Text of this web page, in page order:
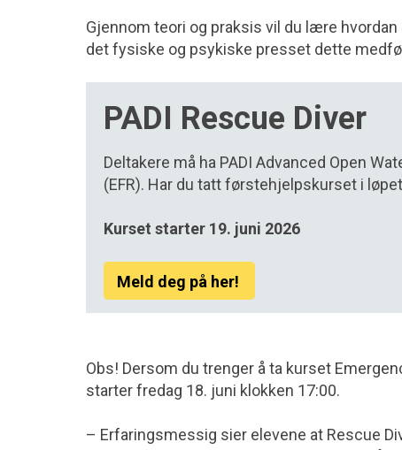
Gjennom teori og praksis vil du lære
det fysiske og psykiske presset dette
PADI Rescue Diver
Deltakere må ha PADI Advanced Open
(EFR). Har du tatt førstehjelpskurset i
Kurset starter 19. juni 2026
Meld deg på her!
Obs! Dersom du trenger å ta kurset
starter fredag 18. juni klokken 17:00.
– Erfaringsmessig sier elevene at Rescue